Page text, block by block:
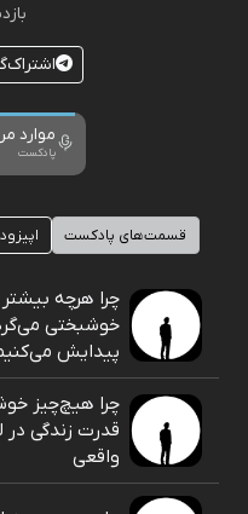
موارد
پادکست
قسمت‌های پادکست
چرا هرچه بیشتر
خوشبختی
پیدایش
چرا هیچ‌چیز
قدرت زندگی
واقعی